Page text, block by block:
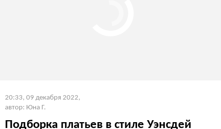
20:33, 09 декабря 2022,
автор: Юна Г.
Подборка платьев в стиле Уэнсдей